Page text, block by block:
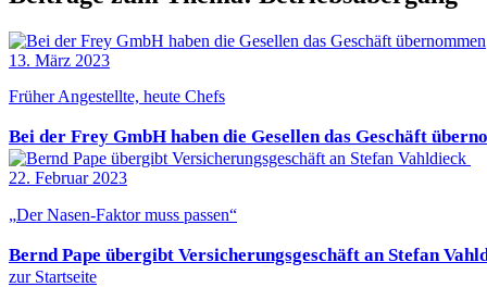
13. März 2023
Früher Angestellte, heute Chefs
Bei der Frey GmbH haben die Gesellen das Geschäft
22. Februar 2023
„Der Nasen-Faktor muss passen“
Bernd Pape übergibt Versicherungsgeschäft an Stefan
zur Startseite